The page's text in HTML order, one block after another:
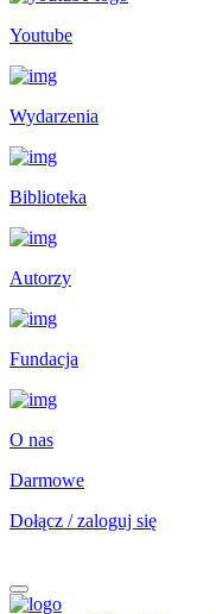
Youtube
Wydarzenia
Biblioteka
Autorzy
Fundacja
O nas
Darmowe
Dołącz / zaloguj się